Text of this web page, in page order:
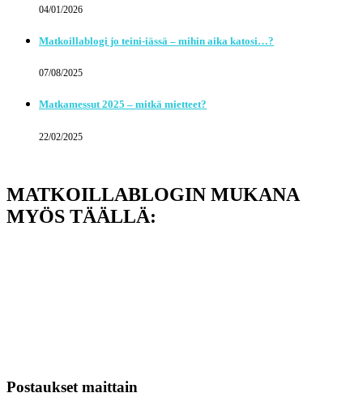
04/01/2026
Matkoillablogi jo teini-iässä – mihin aika katosi…?
07/08/2025
Matkamessut 2025 – mitkä mietteet?
22/02/2025
MATKOILLABLOGIN MUKANA
MYÖS TÄÄLLÄ:
Postaukset maittain